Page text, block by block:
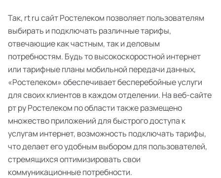
Так, rt ru сайт Ростелеком позволяет пользователям
выбирать и подключать различные тарифы,
отвечающие как частным, так и деловым
потребностям. Будь то высокоскоростной интернет
или тарифные планы мобильной передачи данных,
«Ростелеком» обеспечивает бесперебойные услуги
для своих клиентов в каждом отделении. На веб-сайте
рт ру Ростелеком по области также размещено
множество приложений для быстрого доступа к
услугам интернет, возможность подключать тарифы,
что делает его удобным выбором для пользователей,
стремящихся оптимизировать свои
коммуникационные потребности.